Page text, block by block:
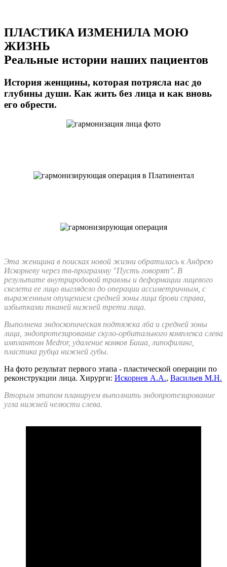
ПЛАСТИКА ИЗМЕНИЛА МОЮ
ЖИЗНЬ
Реальные истории наших пациентов
История женщины, которая потрясла нас до
глубины души. Как жить без лица и как вновь
его обрести.
Эта женщина в поисках новой жизни обратилась к Андрею
Искорневу через тв-программу "Пусть говорят". В
результате внутриродовой травмы и деформации лицевого
скелета ее лицо выглядело до операции ассиметричным, с
выраженным опущением средней зоны лица брови справа,
избытками тканей нижней трети лица.
Выполнена эндоскопическая подтяжка лба и средней зоны
лица, эндопротезирование скуло-орбитального комплекса слева
имплантом Medror, удаление комков Биша, липофилинг,
пластика рубца нижней губы.
На фото результат первого этапа - пластической операции по
реконструкции лица. Хирурги: Искорнев А.А., Васильев М.Н.
Вторым этапом планируем выполнить эндопротезирование
угла нижней челюсти слева.